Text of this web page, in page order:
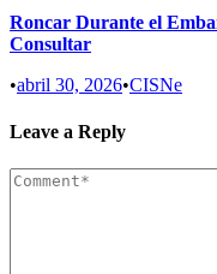
Roncar Durante el
Consultar
•abril 30, 2026•CISNe
Leave a Reply